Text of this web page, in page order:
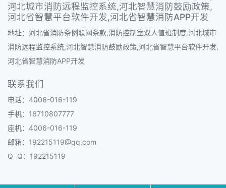
河北城市消防远程监控系统,河北智慧消防鼓励政策,
河北省智慧平台软件开发,河北省智慧消防APP开发
地址：河北省消防条例联网条款,消防控制室双人值班制度,河北城市
消防远程监控系统,河北智慧消防鼓励政策,河北省智慧平台软件开发,
河北省智慧消防APP开发
联系我们
电话：4006-016-119
手机：16710807777
座机：4006-016-119
邮箱：192215119@qq.com
Q Q：192215119